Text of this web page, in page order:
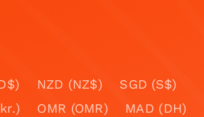
NZD (NZ$)
SGD (S$)
OMR (OMR)
MAD (DH)